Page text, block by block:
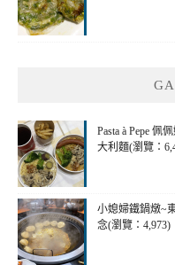
Pasta à Pepe 佩
大利麵(瀏覽：
小媳婦鐵鍋燉~
念(瀏覽：4,973)